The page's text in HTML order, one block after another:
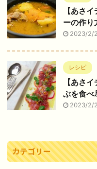
【あさ
ーの作り
2023/2/
レシピ
【あさ
ぶを食べ
2023/2/
カテゴリー